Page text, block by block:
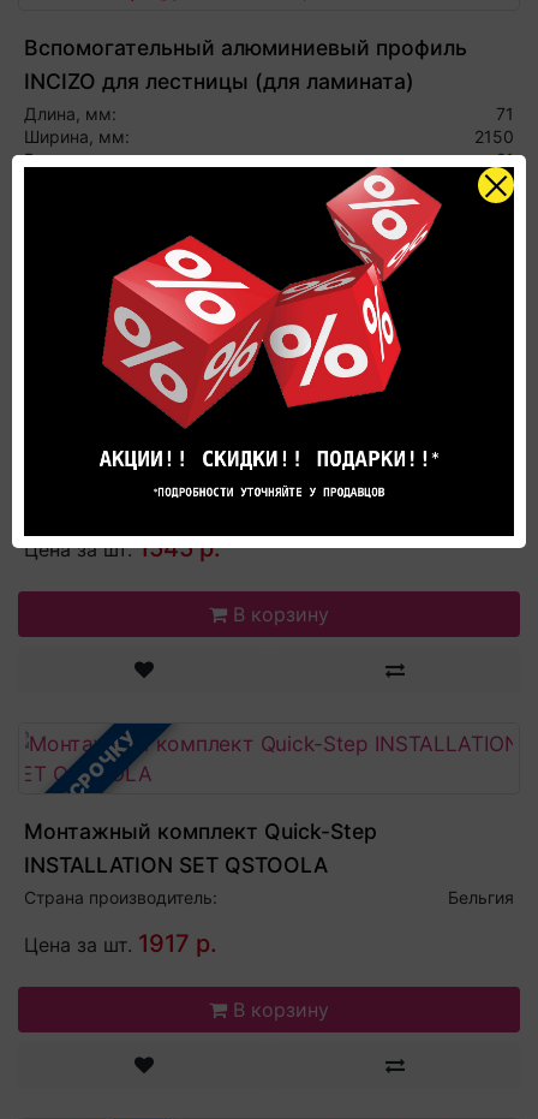
Вспомогательный алюминиевый профиль
INCIZO для лестницы (для ламината)
Длина, мм:
71
Ширина, мм:
2150
Высота, мм:
21
В корзину
В РАССРОЧКУ
Клипса для крепления плинтуса QSCLIPSRU
Цена за шт.1545 р.
В корзину
В РАССРОЧКУ
Монтажный комплект Quick-Step
INSTALLATION SET QSTOOLA
Страна производитель: Бельгия
Цена за шт. 1917 р.
В корзину